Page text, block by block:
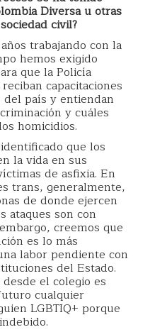
Diversa u otras
civil?
trabajando con la
hemos exigido
que la Policía
capacitaciones
país y entiendan
y cuáles
homicidios.
que los
la vida en sus
de asfixia. En
trans, generalmente,
de donde ejercen
ataques son con
creemos que
es lo más
labor pendiente con
del Estado.
el colegio es
cualquier
LGBTIQ+ porque